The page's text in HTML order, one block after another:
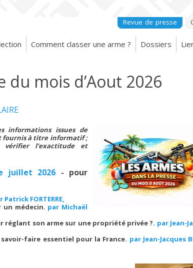
Revue de presse
Comment classer une arme ? Dossiers
du mois d’Aout 2026
informations issues de
fournis à titre informatif ;
l’exactitude et
juillet 2026 - pour
Patrick FORTERRE,
médecin. par Michaël
réglant son arme sur une propriété privée ?. par Jean-
faire essentiel pour la France. par Jean-Jacques